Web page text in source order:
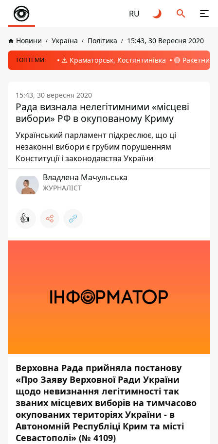
RU
Новини Україна Політика 15:43, 30 Вересня 2020
ТОПТЕМИ: ⚠️ Краматорськ, Костянтинівка 🔴 Ракетний
15:43, 30 вересня 2020
Рада визнала нелегітимними «місцеві
вибори» РФ в окупованому Криму
Український парламент підкреслює, що ці
незаконні вибори є грубим порушенням
Конституції і законодавства України
Владлена Мачульська
ЖУРНАЛІСТ
👍
Верховна Рада прийняла постанову
«Про Заяву Верховної Ради України
щодо невизнання легітимності так
званих місцевих виборів на тимчасово
окупованих територіях України - в
Автономній Республіці Крим та місті
Севастополі» (№ 4109)